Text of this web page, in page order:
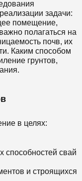
задачи:
помещение,
полагаться на
почв, их
Каким способом
грунтов,
в целях:
способностей свай
и строящихся